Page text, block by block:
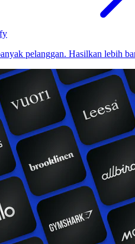
pelanggan. Hasilkan lebih